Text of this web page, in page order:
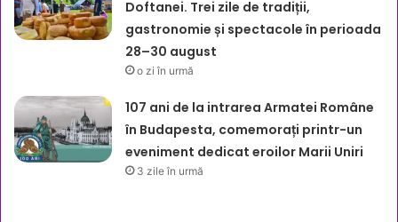
Doftanei. Trei zile de tradiții,
gastronomie și spectacole în perioada
28–30 august
o zi în urmă
107 ani de la intrarea Armatei Române
în Budapesta, comemorați printr-un
eveniment dedicat eroilor Marii Uniri
3 zile în urmă